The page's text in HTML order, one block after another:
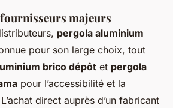
majeurs
pergola aluminium
pour son large choix, tout
brico dépôt et pergola
pour l’accessibilité et la
direct auprès d’un fabricant